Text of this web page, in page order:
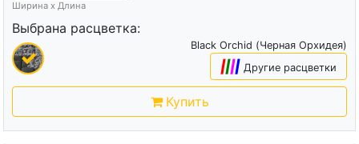
Ширина х Длина
Выбрана расцветка:
Black Orchid (Черная Орхидея)
|||| Другие расцветки
Купить